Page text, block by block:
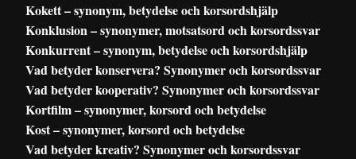
Kokett – synonym, betydelse och korsordshjälp
Konklusion – synonymer, motsatsord och korsordssvar
Konkurrent – synonym, betydelse och korsordshjälp
Vad betyder konservera? Synonymer och korsordssvar
Vad betyder kooperativ? Synonymer och korsordssvar
Kortfilm – synonymer, korsord och betydelse
Kost – synonymer, korsord och betydelse
Vad betyder kreativ? Synonymer och korsordssvar